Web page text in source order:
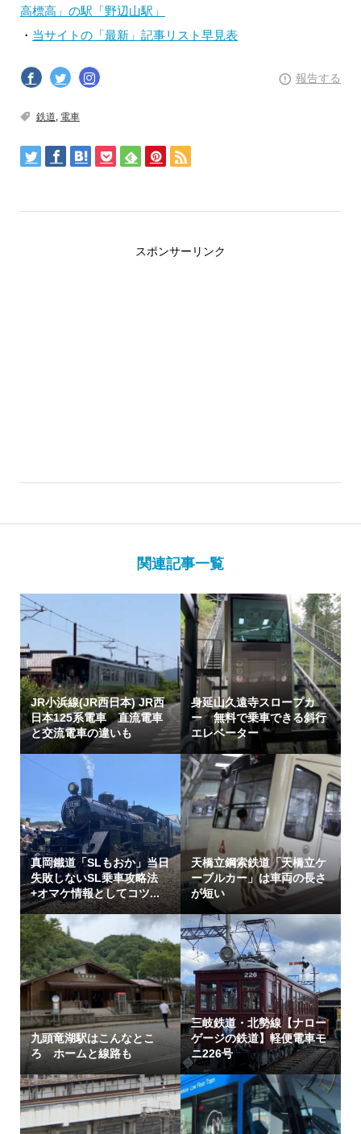
高標高」の駅「野辺山駅」
・ 当サイトの「最新」記事リスト早見表
報告する
鉄道 電車
スポンサーリンク
関連記事一覧
JR小浜線(JR西日本) JR西
日本125系電車 直流電車
と交流電車の違いも
身延山久遠寺スロープカ
ー 無料で乗車できる斜行
エレベーター
真岡鐵道「SLもおか」当日
失敗しないSL乗車攻略法
+オマケ情報としてコツ...
天橋立鋼索鉄道「天橋立ケ
ーブルカー」は車両の長さ
が短い
九頭竜湖駅はこんなとこ
ろ ホームと線路も
三岐鉄道・北勢線【ナロー
ゲージの鉄道】軽便電車モ
ニ226号